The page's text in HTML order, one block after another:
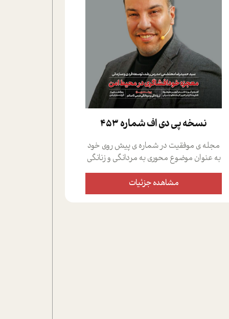
نسخه پي دي اف شماره 453
مجله ی موفقیت در شماره ی پیش روی خود
به عنوان موضوع محوری به مردانگی و زنانگی
سمی پرداخته است؛ علاوه بر این که؛ گفت و
گویی اختصاصی داشته ایم با فردین علیخواه،
جامعه شناس در بخش های مختلف تلاش
مشاهده جزئیات